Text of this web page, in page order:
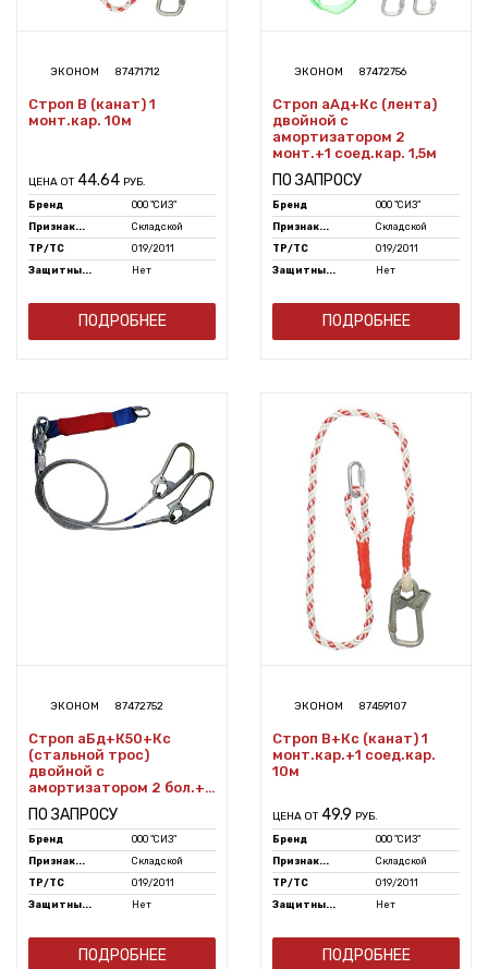
ЭКОНОМ 87471712
Строп В (канат) 1
монт.кар. 10м
ЦЕНА ОТ 44.64 РУБ.
Бренд
ООО "СИЗ"
Признак...
Складской
ТР/ТС
019/2011
Защитны...
Нет
ПОДРОБНЕЕ
ЭКОНОМ 87472756
Строп аАд+Кс (лента)
двойной с
амортизатором 2
монт.+1 соед.кар. 1,5м
ПО ЗАПРОСУ
Бренд
ООО "СИЗ"
Признак...
Складской
ТР/ТС
019/2011
Защитны...
Нет
ПОДРОБНЕЕ
ЭКОНОМ 87472752
Строп аБд+К50+Кс
(стальной трос)
двойной с
амортизатором 2 бол.+1
соед.кар. 1,5м
ПО ЗАПРОСУ
Бренд
ООО "СИЗ"
Признак...
Складской
ТР/ТС
019/2011
Защитны...
Нет
ПОДРОБНЕЕ
ЭКОНОМ 87459107
Строп В+Кс (канат) 1
монт.кар.+1 соед.кар.
10м
ЦЕНА ОТ 49.9 РУБ.
Бренд
ООО "СИЗ"
Признак...
Складской
ТР/ТС
019/2011
Защитны...
Нет
ПОДРОБНЕЕ